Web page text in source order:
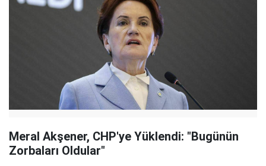
Meral Akşener, CHP'ye Yüklendi: "Bugünün
Zorbaları Oldular"